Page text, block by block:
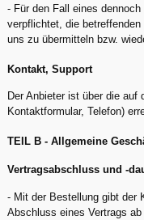
- Für den Fall eines
verpflichtet, die
uns zu übermitteln bzw.
Kontakt, Support
Der Anbieter ist über die auf
Kontaktformular, Telefon)
TEIL B - Allgemeine
Vertragsabschluss und -
- Mit der Bestellung gibt der
Abschluss eines Vertrags ab